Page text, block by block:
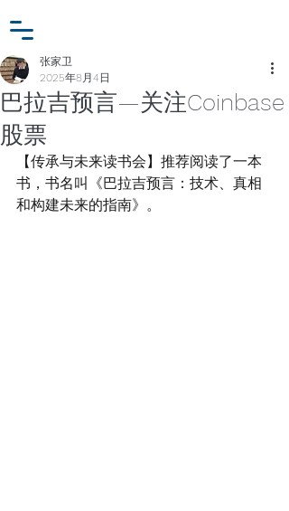
巴拉吉预言—关注Coinbase
股票
张家卫
2025年8月4日
【传承与未来读书会】推荐阅读了一本
书，书名叫《巴拉吉预言：技术、真相
和构建未来的指南》。